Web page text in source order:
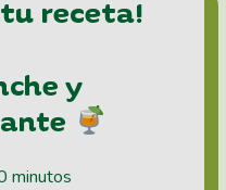
tu receta!
y
minutos